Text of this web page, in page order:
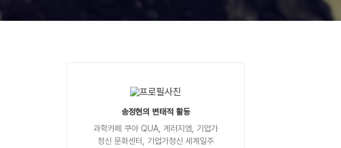
송정현의 변태적 활동
과학카페 쿠아 QUA, 게러지엠, 기업가
정신 문화센터, 기업가정신 세계일주